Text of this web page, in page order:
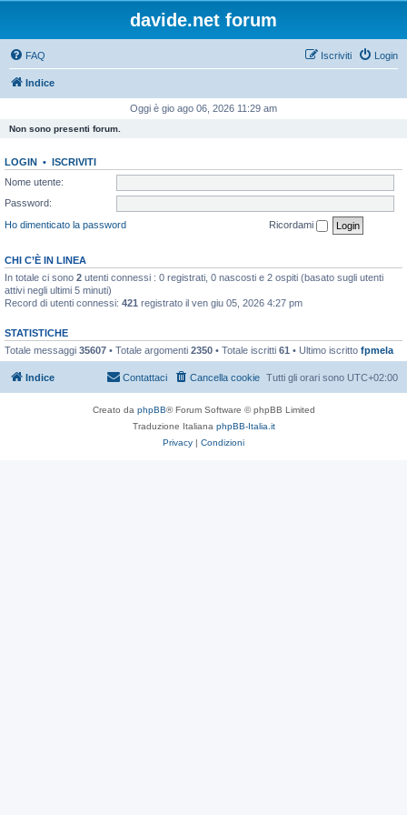
davide.net forum
FAQ Login
Iscriviti
Indice
Oggi è gio ago 06, 2026 11:29 am
Non sono presenti forum.
LOGIN • ISCRIVITI
Nome utente:
Password:
Ho dimenticato la password
Ricordami
CHI C’È IN LINEA
In totale ci sono 2 utenti connessi : 0 registrati, 0 nascosti e 2 ospiti (basato sugli utenti
attivi negli ultimi 5 minuti)
Record di utenti connessi: 421 registrato il ven giu 05, 2026 4:27 pm
STATISTICHE
Totale messaggi 35607 • Totale argomenti 2350 • Totale iscritti 61 • Ultimo iscritto fpmela
Indice Tutti gli orari sono UTC+02:00
Cancella cookie
Contattaci
Creato da phpBB® Forum Software © phpBB Limited
Traduzione Italiana phpBB-Italia.it
Privacy | Condizioni